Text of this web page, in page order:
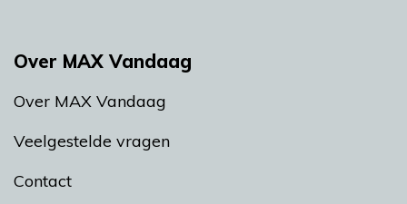
Over MAX Vandaag
Over MAX Vandaag
Veelgestelde vragen
Contact